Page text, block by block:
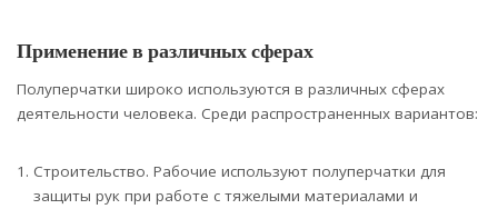
Применение в различных сферах
Полуперчатки широко используются в различных сферах
деятельности человека. Среди распространенных вариантов:
Строительство. Рабочие используют полуперчатки для
защиты рук при работе с тяжелыми материалами и